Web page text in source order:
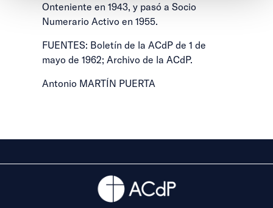
Onteniente en 1943, y pasó a Socio
Numerario Activo en 1955.
FUENTES: Boletín de la ACdP de 1 de
mayo de 1962; Archivo de la ACdP.
Antonio MARTÍN PUERTA